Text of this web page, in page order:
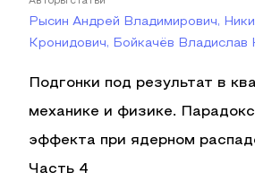
Рысин Андрей Владимирович,
Кронидович, Бойкачёв Владислав
Подгонки под результат в
механике и физике. Парадокс
эффекта при ядерном
Часть 4